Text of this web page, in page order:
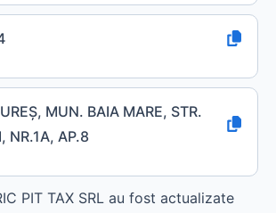
MUN. BAIA MARE, STR.
NR.1A, AP.8
PIT TAX SRL au fost actualizate